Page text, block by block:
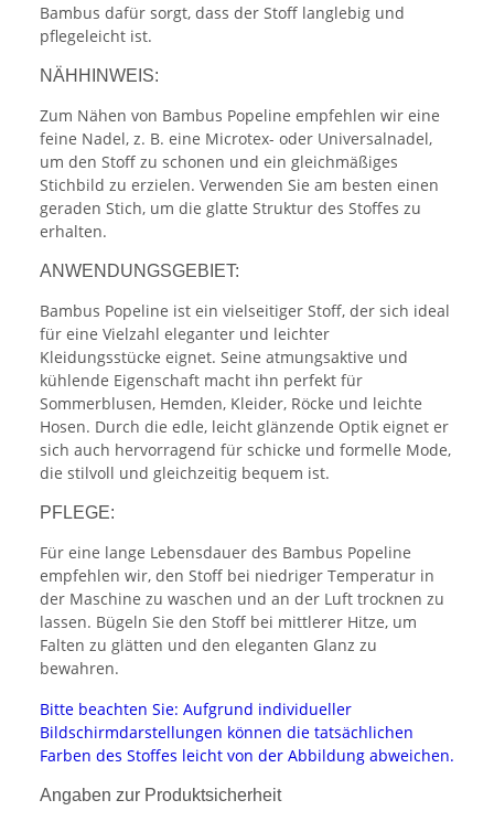
Bambus dafür sorgt, dass der Stoff langlebig und
pflegeleicht ist.
NÄHHINWEIS:
Zum Nähen von Bambus Popeline empfehlen wir eine
feine Nadel, z. B. eine Microtex- oder Universalnadel,
um den Stoff zu schonen und ein gleichmäßiges
Stichbild zu erzielen. Verwenden Sie am besten einen
geraden Stich, um die glatte Struktur des Stoffes zu
erhalten.
ANWENDUNGSGEBIET:
Bambus Popeline ist ein vielseitiger Stoff, der sich ideal
für eine Vielzahl eleganter und leichter
Kleidungsstücke eignet. Seine atmungsaktive und
kühlende Eigenschaft macht ihn perfekt für
Sommerblusen, Hemden, Kleider, Röcke und leichte
Hosen. Durch die edle, leicht glänzende Optik eignet er
sich auch hervorragend für schicke und formelle Mode,
die stilvoll und gleichzeitig bequem ist.
PFLEGE:
Für eine lange Lebensdauer des Bambus Popeline
empfehlen wir, den Stoff bei niedriger Temperatur in
der Maschine zu waschen und an der Luft trocknen zu
lassen. Bügeln Sie den Stoff bei mittlerer Hitze, um
Falten zu glätten und den eleganten Glanz zu
bewahren.
Bitte beachten Sie: Aufgrund individueller
Bildschirmdarstellungen können die tatsächlichen
Farben des Stoffes leicht von der Abbildung abweichen.
Angaben zur Produktsicherheit